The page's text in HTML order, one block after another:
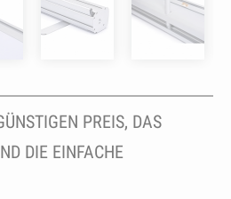
PREIS, DAS
DIE EINFACHE